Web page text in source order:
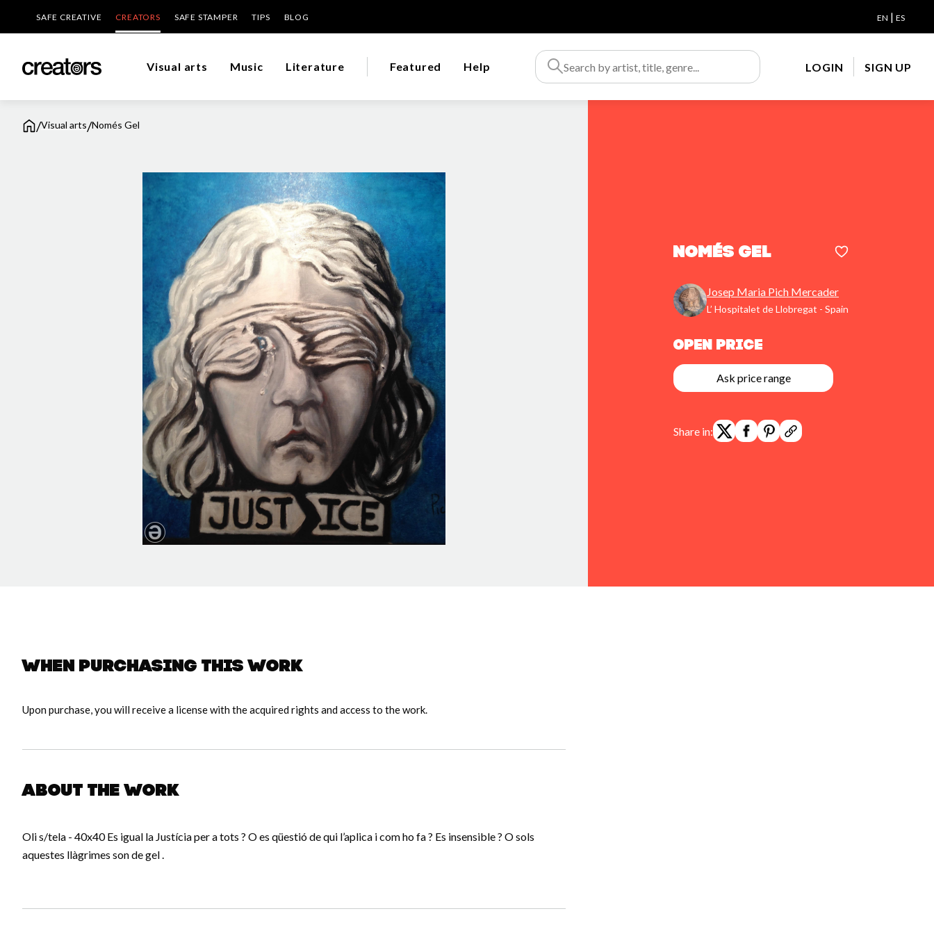
SAFE CREATIVE CREATORS SAFE STAMPER TIPS BLOG EN | ES
Visual arts Music Literature Featured Help LOGIN SIGN UP
/Visual arts/Només Gel
Només Gel
Josep Maria Pich Mercader
L’ Hospitalet de Llobregat - Spain
Open Price
Ask price range
Share in:
When purchasing this work
Upon purchase, you will receive a license with the acquired rights and access to the work.
About the work
Oli s/tela - 40x40 Es igual la Justícia per a tots ? O es qüestió de qui l’aplica i com ho fa ? Es insensible ? O sols
aquestes llàgrimes son de gel .